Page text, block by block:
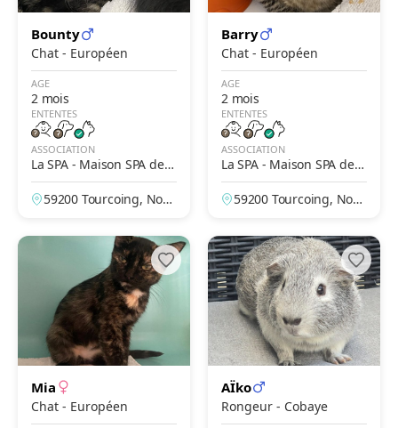
Bounty
Chat - Européen
AGE
2 mois
ENTENTES
ASSOCIATION
La SPA - Maison SPA de T
ourcoing
59200 Tourcoing, Nor
Barry
Chat - Européen
AGE
2 mois
ENTENTES
ASSOCIATION
La SPA - Maison SPA de T
ourcoing
59200 Tourcoing, Nor
Mia
Chat - Européen
AÏko
Rongeur - Cobaye